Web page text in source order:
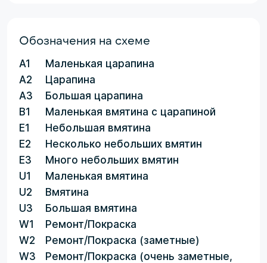
Обозначения на схеме
A1
Маленькая царапина
A2
Царапина
A3
Большая царапина
B1
Маленькая вмятина с царапиной
E1
Небольшая вмятина
E2
Несколько небольших вмятин
E3
Много небольших вмятин
U1
Маленькая вмятина
U2
Вмятина
U3
Большая вмятина
W1
Ремонт/Покраска
W2
Ремонт/Покраска (заметные)
W3
Ремонт/Покраска (очень заметные,